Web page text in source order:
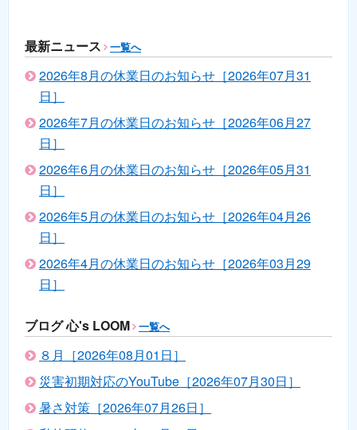
最新ニュース 一覧へ
2026年8月の休業日のお知らせ［2026年07月31
日］
2026年7月の休業日のお知らせ［2026年06月27
日］
2026年6月の休業日のお知らせ［2026年05月31
日］
2026年5月の休業日のお知らせ［2026年04月26
日］
2026年4月の休業日のお知らせ［2026年03月29
日］
ブログ 心's LOOM 一覧へ
８月［2026年08月01日］
災害初期対応のYouTube［2026年07月30日］
暑さ対策［2026年07月26日］